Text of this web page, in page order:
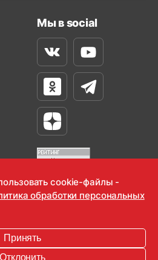
Мы в social
ВконтактеYoutube
Одноклассники
Телеграм
Яндекс Дзен
2026
cookie-файлы -
обработки персональных
Принять
Отклонить